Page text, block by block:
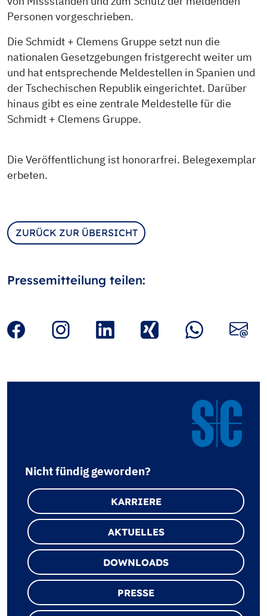
Personen vorgeschrieben.
Die Schmidt + Clemens Gruppe setzt nun die
nationalen Gesetzgebungen fristgerecht weiter um
und hat entsprechende Meldestellen in Spanien und
der Tschechischen Republik eingerichtet. Darüber
hinaus gibt es eine zentrale Meldestelle für die
Schmidt + Clemens Gruppe.
Die Veröffentlichung ist honorarfrei. Belegexemplar
erbeten.
ZURÜCK ZUR ÜBERSICHT
Pressemitteilung teilen:
Nicht fündig geworden?
KARRIERE
AKTUELLES
DOWNLOADS
PRESSE